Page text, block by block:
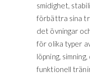
smidighet,
förbättra sina
det övningar
för olika typer
löpning,
funktionell